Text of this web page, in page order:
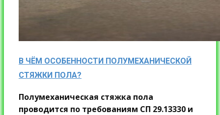
В ЧЁМ ОСОБЕННОСТИ ПОЛУМЕХАНИЧЕСКОЙ
СТЯЖКИ ПОЛА?
Полумеханическая стяжка пола
проводится по требованиям СП 29.13330 и